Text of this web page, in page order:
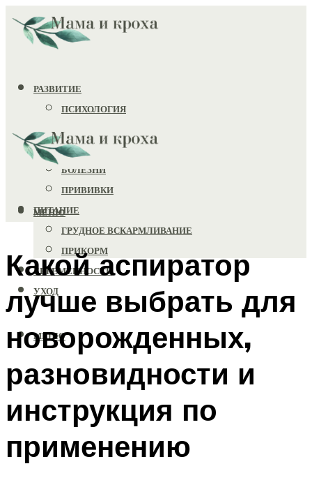
РАЗВИТИЕ
ПСИХОЛОГИЯ
ИГРУШКИ
ЗДОРОВЬЕ
БОЛЕЗНИ
ПРИВИВКИ
ПИТАНИЕ
ГРУДНОЕ ВСКАРМЛИВАНИЕ
ПРИКОРМ
БЕРЕМЕННОСТЬ
УХОД
МЕНЮ
МЕНЮ
Какой аспиратор
лучше выбрать для
новорожденных,
разновидности и
инструкция по
применению